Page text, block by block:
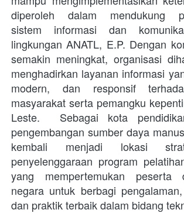
diperoleh dalam mendukung
sistem informasi dan
lingkungan ANATL, E.P. Dengan
semakin meningkat, organisasi
menghadirkan layanan informasi
modern, dan responsif
masyarakat serta pemangku
Leste.  Sebagai kota
pengembangan sumber daya
kembali menjadi lokasi
penyelenggaraan program
yang mempertemukan peserta
negara untuk berbagi
dan praktik terbaik dalam bidang